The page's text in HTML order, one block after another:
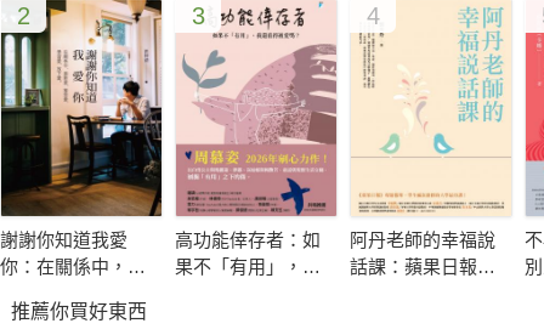
瑟列斯特．赫莉擔任記者工作超過20年，訪問過成千上萬的人。
她深刻體認溝通的重要性，了解良好的對話是工作與生活成功的
關鍵因素。她在TEDxAugusta上分享「營造美好談話經驗的10個
原則」，至今已超過2000萬次點閱，是當年最受歡迎的演講。
她發現，成功的對話就像拋接球，一下子講自己的想法，一下子
專心聽對方說什麼。不過一般人在對話的時候，卻常常犯了對話
2
謝謝你知道我愛
你：在關係中，面
習愛，放下愛
3
高功能倖存者：如
果不「有用」，我
4
阿丹老師的幸福說
話課：蘋果日報專
推薦你買好東西